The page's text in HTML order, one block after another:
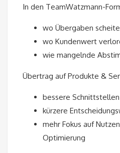
In den TeamWatzmann-
wo Übergaben
wo Kundenwert
wie mangelnde
Übertrag auf Produkte &
bessere Schnittstellen
kürzere
mehr Fokus auf
Optimierung